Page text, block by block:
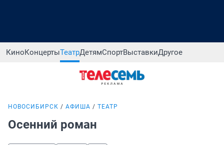
КиноКонцертыТеатрДетямСпортВыставкиДругое
НОВОСИБИРСК АФИША ТЕАТР
Осенний роман